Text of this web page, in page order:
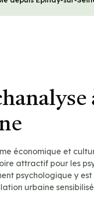
économique et
attractif pour les
psychologique y
urbaine